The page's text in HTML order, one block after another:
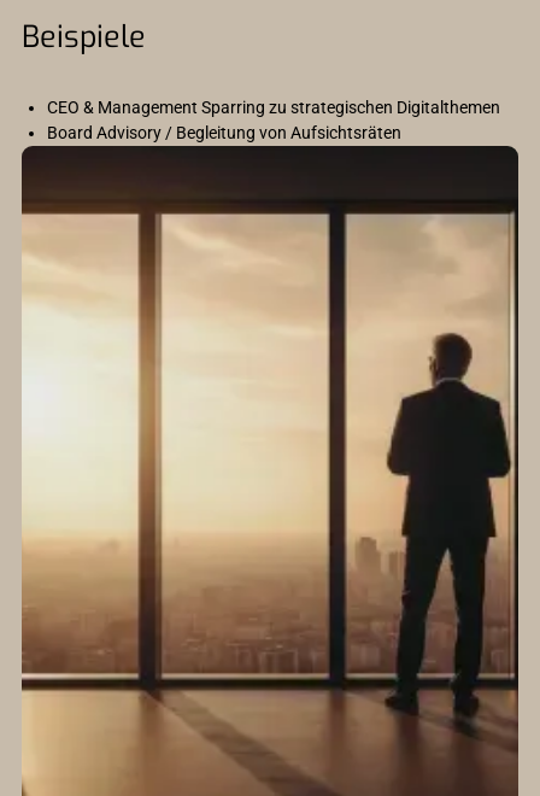
Beispiele
CEO & Management Sparring zu strategischen Digitalthemen
Board Advisory / Begleitung von Aufsichtsräten